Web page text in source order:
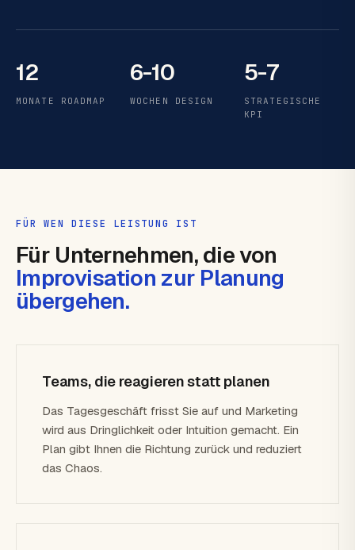
12
MONATE ROADMAP
6-10
WOCHEN DESIGN
5-7
STRATEGISCHE
KPI
FÜR WEN DIESE LEISTUNG IST
Für Unternehmen, die von
Improvisation zur Planung
übergehen.
Teams, die reagieren statt planen
Das Tagesgeschäft frisst Sie auf und Marketing
wird aus Dringlichkeit oder Intuition gemacht. Ein
Plan gibt Ihnen die Richtung zurück und reduziert
das Chaos.